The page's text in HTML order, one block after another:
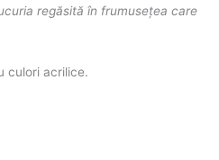
regăsită în frumusețea care
culori acrilice.